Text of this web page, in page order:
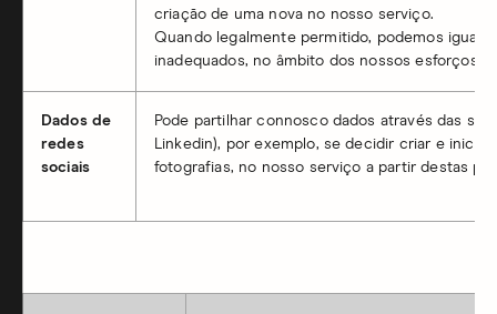
criação de uma nova no nosso serviço.
Quando legalmente permitido, podemos
inadequados, no âmbito dos nossos esforços
Dados de
redes
sociais
Pode partilhar connosco dados através das
Linkedin), por exemplo, se decidir criar e
fotografias, no nosso serviço a partir destas